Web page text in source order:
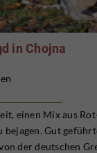
in Chojna
einen Mix aus
bejagen. Gut
der deutschen